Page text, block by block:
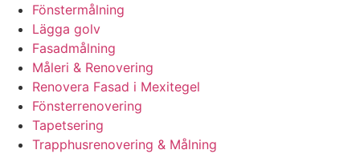
Fönstermålning
Lägga golv
Fasadmålning
Måleri & Renovering
Renovera Fasad i Mexitegel
Fönsterrenovering
Tapetsering
Trapphusrenovering & Målning